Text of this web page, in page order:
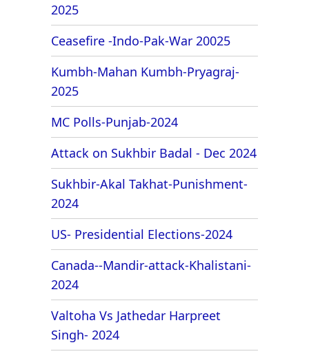
2025
Ceasefire -Indo-Pak-War 20025
Kumbh-Mahan Kumbh-Pryagraj-
2025
MC Polls-Punjab-2024
Attack on Sukhbir Badal - Dec 2024
Sukhbir-Akal Takhat-Punishment-
2024
US- Presidential Elections-2024
Canada--Mandir-attack-Khalistani-
2024
Valtoha Vs Jathedar Harpreet
Singh- 2024